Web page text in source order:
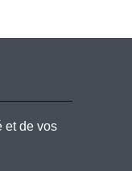
et de vos